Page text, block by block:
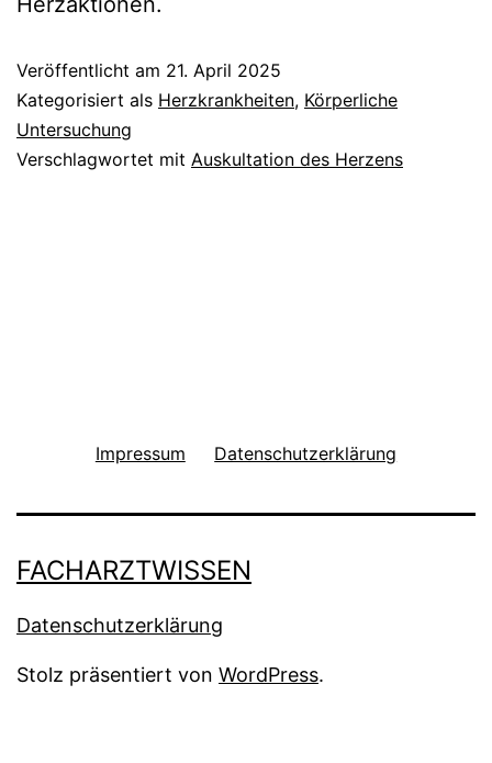
Veröffentlicht am 21. April 2025
Kategorisiert als Herzkrankheiten, Körperliche
Untersuchung
Verschlagwortet mit Auskultation des Herzens
Impressum Datenschutzerklärung
FACHARZTWISSEN
Datenschutzerklärung
Stolz präsentiert von WordPress.